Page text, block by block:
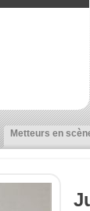
Metteurs en